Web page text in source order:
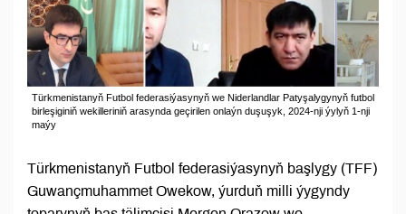
Türkmenistanyň Futbol federasiýasynyň we Niderlandlar Patyşalygynyň futbol
birleşiginiň wekilleriniň arasynda geçirilen onlaýn duşuşyk, 2024-nji ýylyň 1-nji
maýy
Türkmenistanyň Futbol federasiýasynyň başlygy (TFF)
Guwançmuhammet Owekow, ýurduň milli ýygyndy